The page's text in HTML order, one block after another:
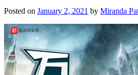
Posted on January 2, 2021 by Miranda